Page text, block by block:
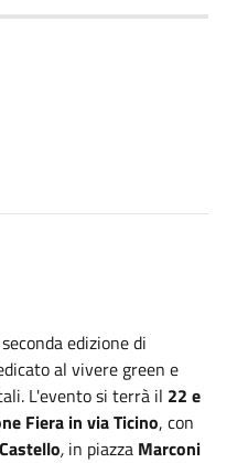
edizione di
al vivere green e
L'evento si terrà il 22 e
Fiera in via Ticino, con
, in piazza Marconi